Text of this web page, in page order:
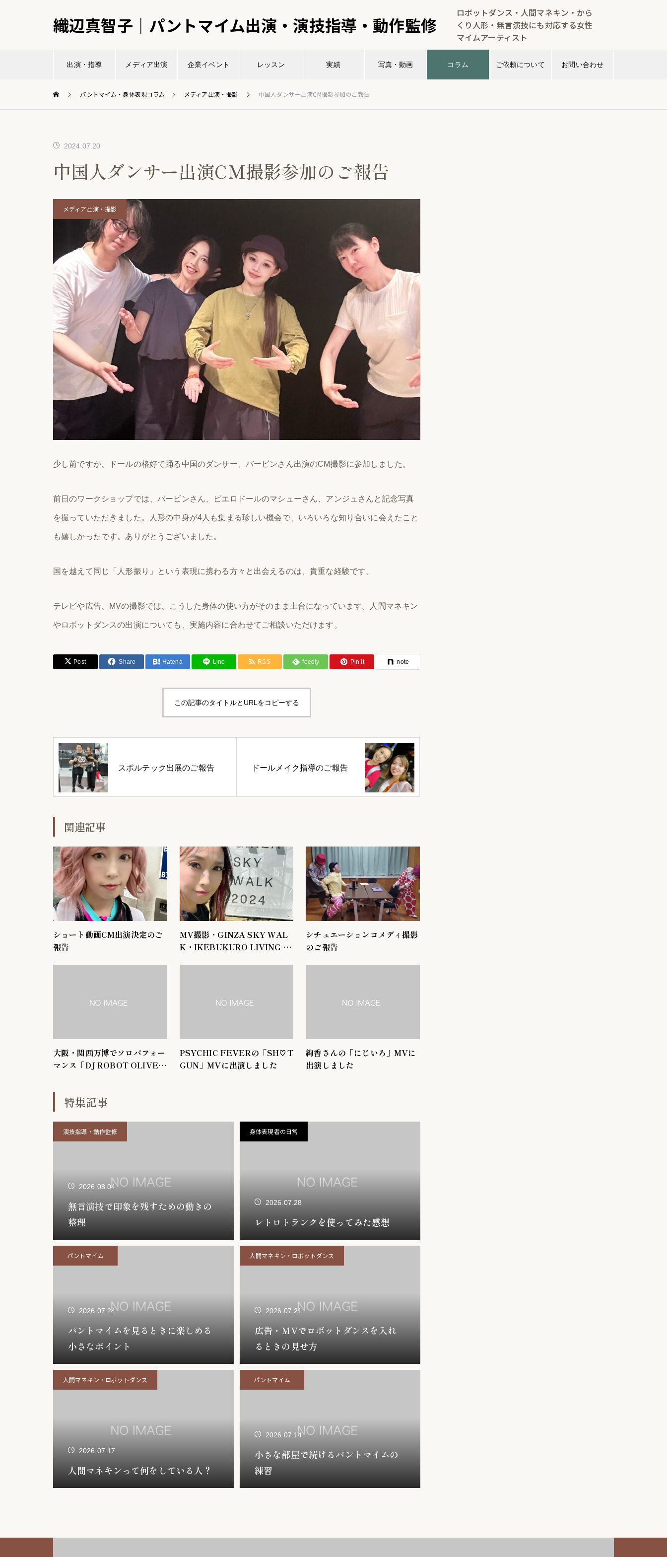
織辺真智子｜パントマイム出演・演技指導・動作監修
ロボットダンス・人間マネキン・から
くり人形・無言演技にも対応する女性
マイムアーティスト
出演・指導 メディア出演 企業イベント レッスン 実績 写真・動画 コラム ご依頼について お問い合わせ
パントマイム・身体表現コラム メディア出演・撮影 中国人ダンサー出演CM撮影参加のご報告
2024.07.20
中国人ダンサー出演CM撮影参加のご報告
メディア出演・撮影
少し前ですが、ドールの格好で踊る中国のダンサー、バービンさん出演のCM撮影に参加しました。
前日のワークショップでは、バービンさん、ピエロドールのマシューさん、アンジュさんと記念写真
を撮っていただきました。人形の中身が4人も集まる珍しい機会で、いろいろな知り合いに会えたこと
も嬉しかったです。ありがとうございました。
国を越えて同じ「人形振り」という表現に携わる方々と出会えるのは、貴重な経験です。
テレビや広告、MVの撮影では、こうした身体の使い方がそのまま土台になっています。人間マネキン
やロボットダンスの出演についても、実施内容に合わせてご相談いただけます。
Post Share Hatena Line RSS feedly Pin it note
この記事のタイトルとURLをコピーする
スポルテック出展のご報告 ドールメイク指導のご報告
関連記事
ショート動画CM出演決定のご
報告
MV撮影・GINZA SKY WAL
K・IKEBUKURO LIVING L
シチュエーションコメディ撮影
のご報告
大阪・関西万博でソロパフォー
マンス「DJ ROBOT OLIVE G
PSYCHIC FEVERの「SH♡T
GUN」MVに出演しました
絢香さんの「にじいろ」MVに
出演しました
特集記事
演技指導・動作監修
2026.08.04
無言演技で印象を残すための動きの
整理
身体表現者の日常
2026.07.28
レトロトランクを使ってみた感想
パントマイム
2026.07.24
パントマイムを見るときに楽しめる
小さなポイント
人間マネキン・ロボットダンス
2026.07.21
広告・MVでロボットダンスを入れ
るときの見せ方
人間マネキン・ロボットダンス
2026.07.17
人間マネキンって何をしている人？
パントマイム
2026.07.14
小さな部屋で続けるパントマイムの
練習